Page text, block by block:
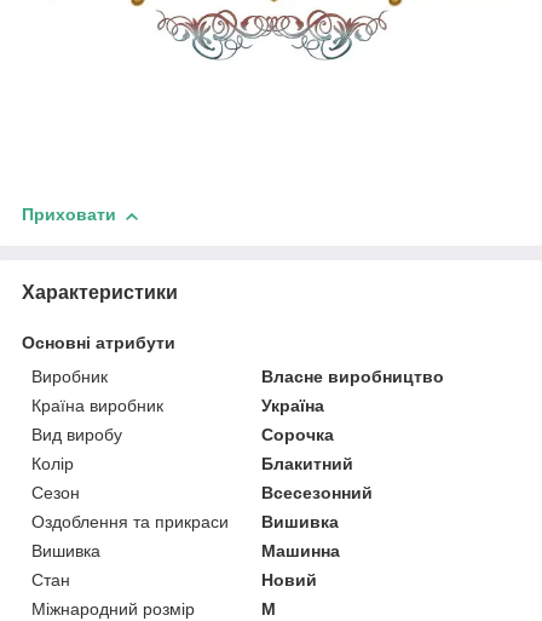
Приховати
Характеристики
Основні атрибути
Виробник
Власне виробництво
Країна виробник
Україна
Вид виробу
Сорочка
Колір
Блакитний
Сезон
Всесезонний
Оздоблення та прикраси
Вишивка
Вишивка
Машинна
Стан
Новий
Міжнародний розмір
M